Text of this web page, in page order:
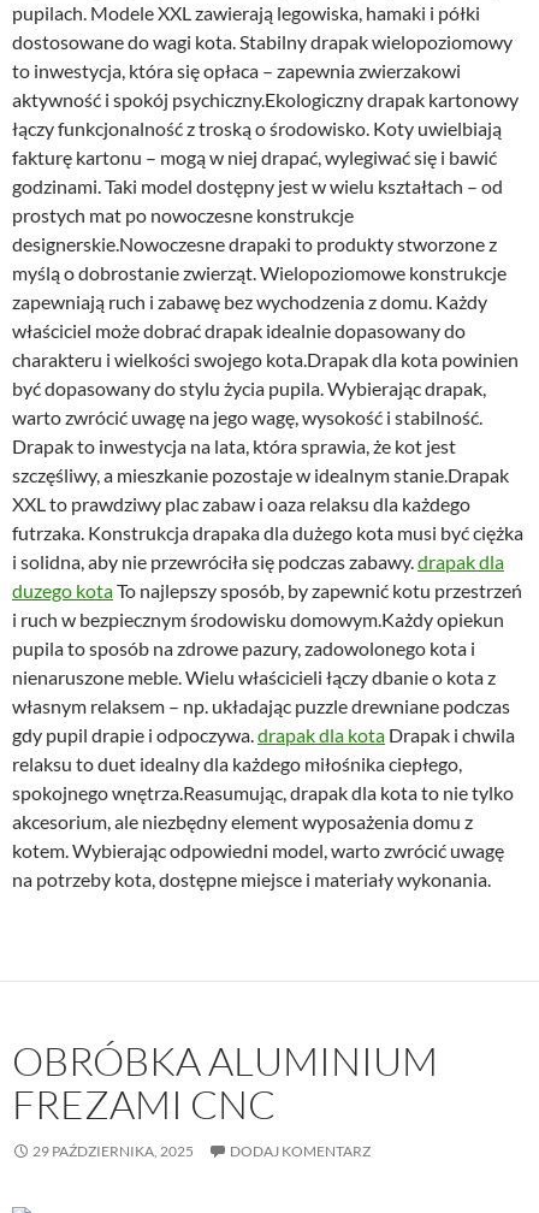
pupilach. Modele XXL zawierają legowiska, hamaki i półki
dostosowane do wagi kota. Stabilny drapak wielopoziomowy
to inwestycja, która się opłaca – zapewnia zwierzakowi
aktywność i spokój psychiczny.Ekologiczny drapak kartonowy
łączy funkcjonalność z troską o środowisko. Koty uwielbiają
fakturę kartonu – mogą w niej drapać, wylegiwać się i bawić
godzinami. Taki model dostępny jest w wielu kształtach – od
prostych mat po nowoczesne konstrukcje
designerskie.Nowoczesne drapaki to produkty stworzone z
myślą o dobrostanie zwierząt. Wielopoziomowe konstrukcje
zapewniają ruch i zabawę bez wychodzenia z domu. Każdy
właściciel może dobrać drapak idealnie dopasowany do
charakteru i wielkości swojego kota.Drapak dla kota powinien
być dopasowany do stylu życia pupila. Wybierając drapak,
warto zwrócić uwagę na jego wagę, wysokość i stabilność.
Drapak to inwestycja na lata, która sprawia, że kot jest
szczęśliwy, a mieszkanie pozostaje w idealnym stanie.Drapak
XXL to prawdziwy plac zabaw i oaza relaksu dla każdego
futrzaka. Konstrukcja drapaka dla dużego kota musi być ciężka
i solidna, aby nie przewróciła się podczas zabawy.drapak dla
duzego kotaTo najlepszy sposób, by zapewnić kotu przestrzeń
i ruch w bezpiecznym środowisku domowym.Każdy opiekun
pupila to sposób na zdrowe pazury, zadowolonego kota i
nienaruszone meble. Wielu właścicieli łączy dbanie o kota z
własnym relaksem – np. układając puzzle drewniane podczas
gdy pupil drapie i odpoczywa.drapak dla kota Drapak i chwila
relaksu to duet idealny dla każdego miłośnika ciepłego,
spokojnego wnętrza.Reasumując, drapak dla kota to nie tylko
akcesorium, ale niezbędny element wyposażenia domu z
kotem. Wybierając odpowiedni model, warto zwrócić uwagę
na potrzeby kota, dostępne miejsce i materiały wykonania.
OBRÓBKA ALUMINIUM
FREZAMI CNC
29 PAŹDZIERNIKA, 2025 DODAJ KOMENTARZ